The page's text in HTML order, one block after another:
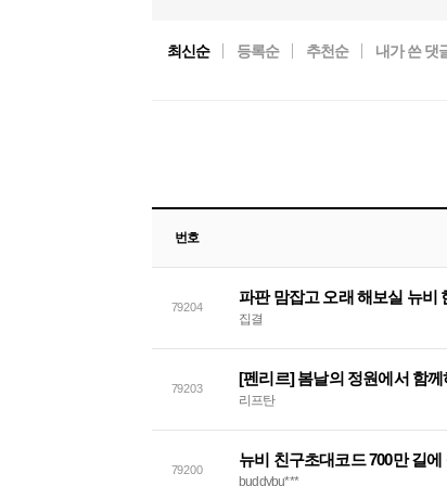
최신순 등록순 추천순 내가 쓴 댓
번호
79204
파판 맘잡고 오래 해보실 뉴비
집결
79203
[펜리르] 봄날의 정원에서 함
리프탄
79200
뉴비 친구초대코드 700만 길에
buddybu***